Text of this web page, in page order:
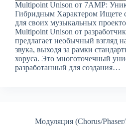
Multipoint Unison от 7AMP:
Гибридным Характером Ищете
для своих музыкальных
Multipoint Unison от
предлагает необычный взгляд
звука, выходя за рамки
хоруса. Это многоточечный
разработанный для создания…
Модуляция (Chorus/